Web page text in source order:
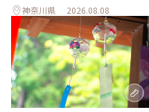
神奈川県 2026.08.08